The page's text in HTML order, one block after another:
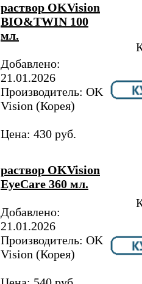
раствор OKVision
BIO&TWIN 100
мл.
Добавлено:
21.01.2026
Производитель: OK
Vision (Корея)
Цена: 430 руб.
раствор OKVision
EyeCare 360 мл.
Добавлено:
21.01.2026
Производитель: OK
Vision (Корея)